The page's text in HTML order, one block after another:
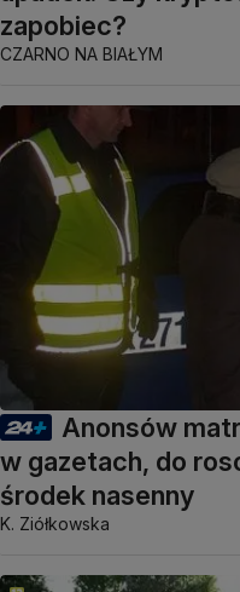
zapobiec?
CZARNO NA BIAŁYM
Anonsów
w gazetach, do
środek nasenny
K. Ziółkowska